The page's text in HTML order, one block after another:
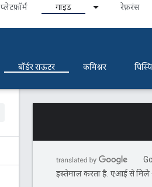
प्‍लेटफ़ॉर्म गाइड रेफ़रंस
बॉर्डर राऊटर कमिश्नर
इस्तेमाल करता है. एआई से मिले